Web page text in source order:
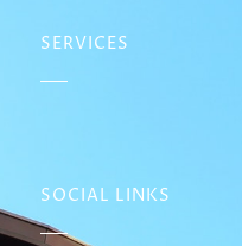
SERVICES
SOCIAL LINKS